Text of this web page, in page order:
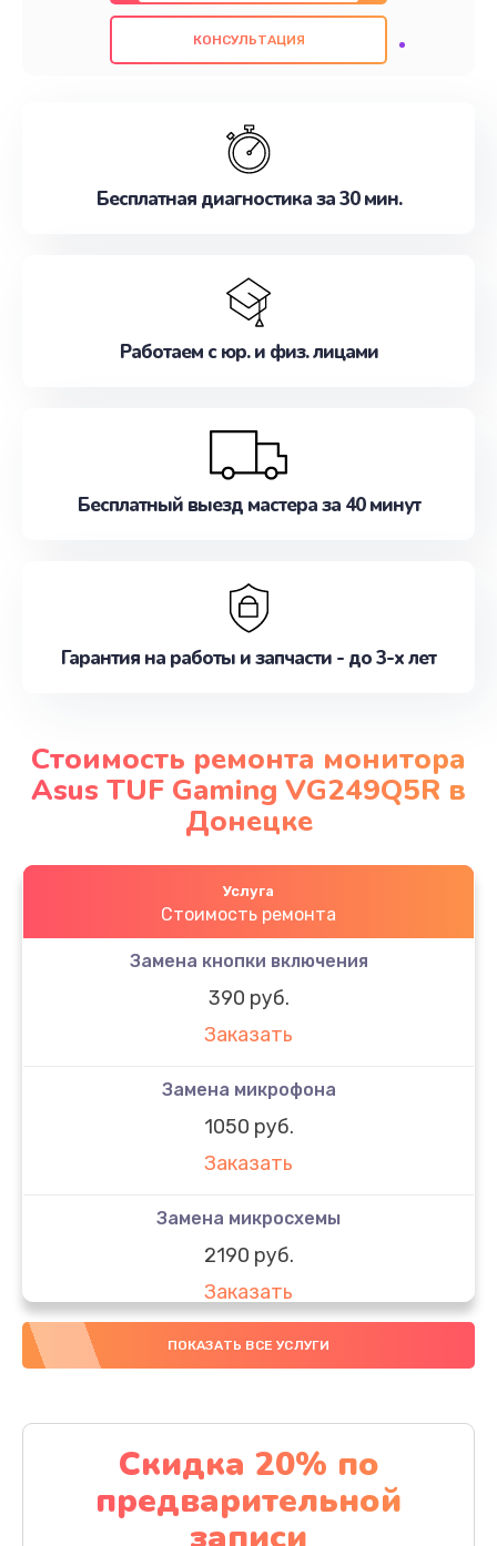
также гарантируем качество всех
проведенных работ. Наша цель - предоставить
наилучшим образом. Не медлите записаться на
КОНСУЛЬТАЦИЯ
Бесплатная диагностика за 30 мин.
Работаем с юр. и физ. лицами
Бесплатный выезд мастера за 40 минут
Гарантия на работы и запчасти - до 3-х лет
Стоимость ремонта монитора
Asus TUF Gaming VG249Q5R в
Донецке
Услуга
Стоимость ремонта
Замена кнопки включения
390 руб.
Заказать
Замена микрофона
1050 руб.
Заказать
Замена микросхемы
2190 руб.
Заказать
Замена передней камеры
Заказать
Замена полифонического динамика
390 руб.
ПОКАЗАТЬ ВСЕ УСЛУГИ
Скидка 20% по
предварительной